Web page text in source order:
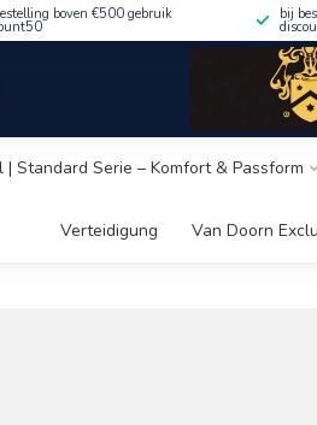
boven €500 gebruik bij
Standard Serie – Komfort & Passform
Verteidigung Van Doorn